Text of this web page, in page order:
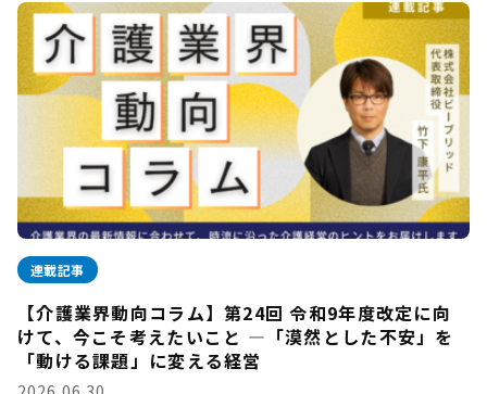
連載記事
【介護業界動向コラム】第24回 令和9年度改定に向
けて、今こそ考えたいこと —「漠然とした不安」を
「動ける課題」に変える経営